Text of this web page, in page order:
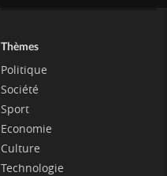
Thèmes
Politique
Société
Sport
Economie
Culture
Technologie